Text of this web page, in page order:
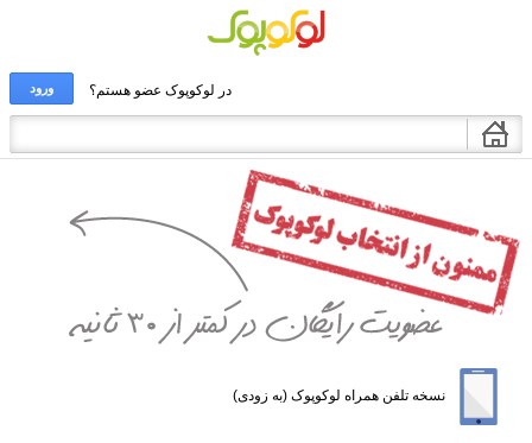
ورود در لوکوپوک عضو هستم؟
نسخه تلفن همراه لوکوپوک (به زودی)